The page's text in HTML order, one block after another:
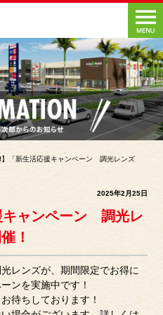
】「新生活応援キャンペーン 調光レンズ
2025年2月25日
キャンペーン 調光レ
！
レンズが、期間限定でお得に
ンを実施中です！
待ちしております！